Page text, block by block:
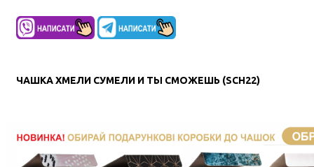
ЧАШКА ХМЕЛИ СУМЕЛИ И ТЫ СМОЖЕШЬ (SCH22)